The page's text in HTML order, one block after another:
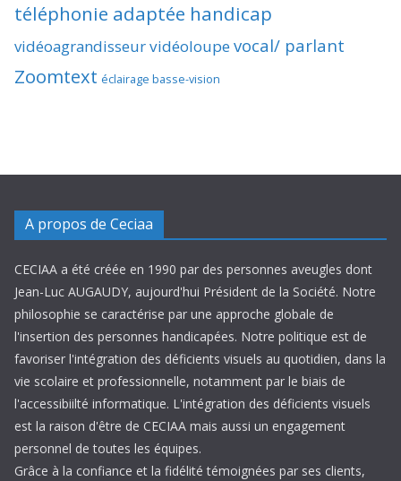
téléphonie adaptée handicap
vidéoagrandisseurvidéoloupevocal/ parlant
Zoomtext éclairage basse-vision
A propos de Ceciaa
CECIAA a été créée en 1990 par des personnes aveugles dont
Jean-Luc AUGAUDY, aujourd'hui Président de la Société. Notre
philosophie se caractérise par une approche globale de
l'insertion des personnes handicapées. Notre politique est de
favoriser l'intégration des déficients visuels au quotidien, dans la
vie scolaire et professionnelle, notamment par le biais de
l'accessibiilté informatique. L'intégration des déficients visuels
est la raison d'être de CECIAA mais aussi un engagement
personnel de toutes les équipes.
Grâce à la confiance et la fidélité témoignées par ses clients,